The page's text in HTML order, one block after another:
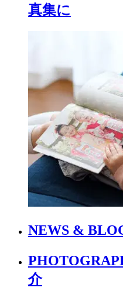
真集に
NEWS &
介